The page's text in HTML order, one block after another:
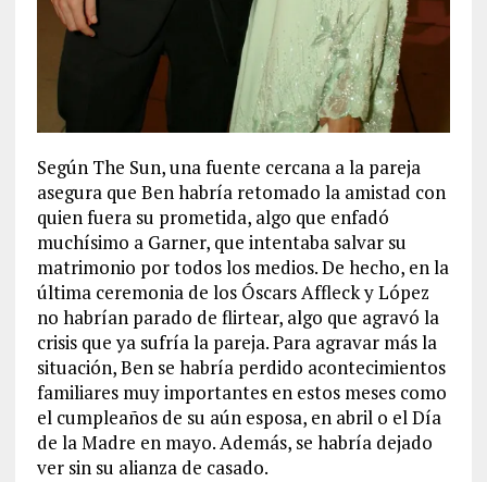
Según The Sun, una fuente cercana a la pareja
asegura que Ben habría retomado la amistad con
quien fuera su prometida, algo que enfadó
muchísimo a Garner, que intentaba salvar su
matrimonio por todos los medios. De hecho, en la
última ceremonia de los Óscars Affleck y López
no habrían parado de flirtear, algo que agravó la
crisis que ya sufría la pareja. Para agravar más la
situación, Ben se habría perdido acontecimientos
familiares muy importantes en estos meses como
el cumpleaños de su aún esposa, en abril o el Día
de la Madre en mayo. Además, se habría dejado
ver sin su alianza de casado.